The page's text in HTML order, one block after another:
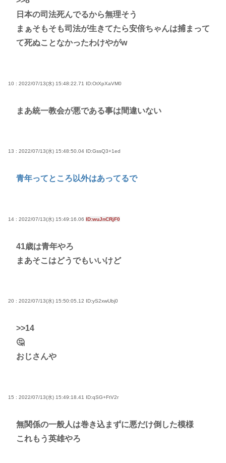
日本の司法死んでるから無理そう
まぁそもそも司法が生きてたら安倍ちゃんは捕まって
て死ぬことなかったわけやがw
10 : 2022/07/13(水) 15:48:22.71 ID:OtXpXaVM0
まあ統一教会が悪である事は間違いない
13 : 2022/07/13(水) 15:48:50.04 ID:GssQ3+1ed
青年ってところ以外はあってるで
14 : 2022/07/13(水) 15:49:16.06 ID:wuJnCRjF0
41歳は青年やろ
まあそこはどうでもいいけど
20 : 2022/07/13(水) 15:50:05.12 ID:yS2xwUbj0
>>14
🤔
おじさんや
15 : 2022/07/13(水) 15:49:18.41 ID:qSG+FtV2r
無関係の一般人は巻き込まずに悪だけ倒した模様
これもう英雄やろ